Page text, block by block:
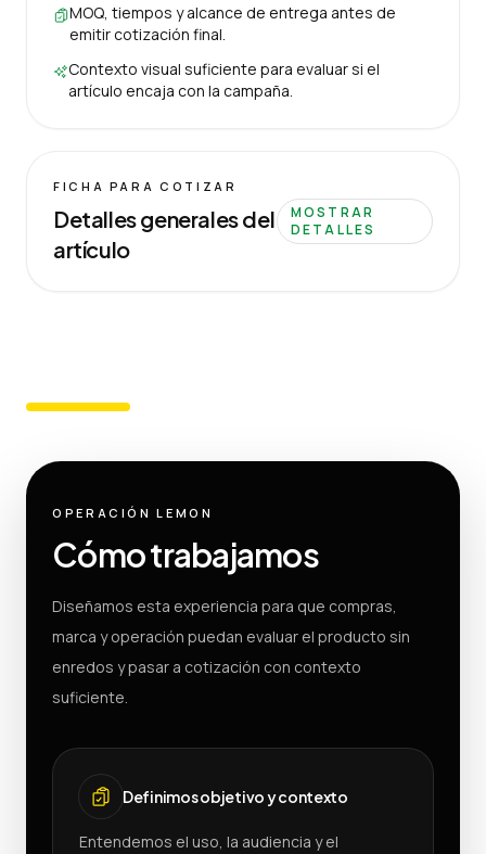
MOQ, tiempos y alcance de entrega antes de
emitir cotización final.
Contexto visual suficiente para evaluar si el
artículo encaja con la campaña.
FICHA PARA COTIZAR
Detalles generales del
artículo
MOSTRAR
DETALLES
OPERACIÓN LEMON
Cómo trabajamos
Diseñamos esta experiencia para que compras,
marca y operación puedan evaluar el producto sin
enredos y pasar a cotización con contexto
suficiente.
Definimos objetivo y contexto
Entendemos el uso, la audiencia y el